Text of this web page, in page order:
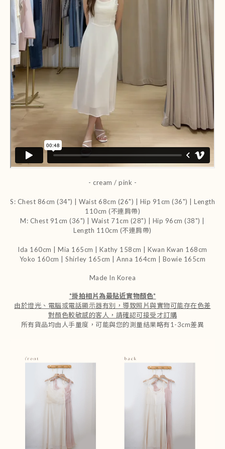
- cream / pink -
S: Chest 86cm (34") | Waist 68cm (26") | Hip 91cm (36") | Length
110cm (不連肩帶)
M: Chest 91cm (36") | Waist 71cm (28") | Hip 96cm (38") |
Length 110cm (不連肩帶)
Ida 160cm | Mia 165cm | Kathy 158cm |Kwan Kwan 168cm
Yoko 160cm | Shirley 165cm
| Anna 164cm | Bowie 165cm
Made In Korea
*掛拍相片為最貼近實物顏色*
由於燈光、電腦或電話顯示器有別，導致照片與實物可能存在色差
對顏色較敏感的客人，請確認可接受才訂購
所有貨品均由人手量度，可能與您的測量結果略有1-3cm差異